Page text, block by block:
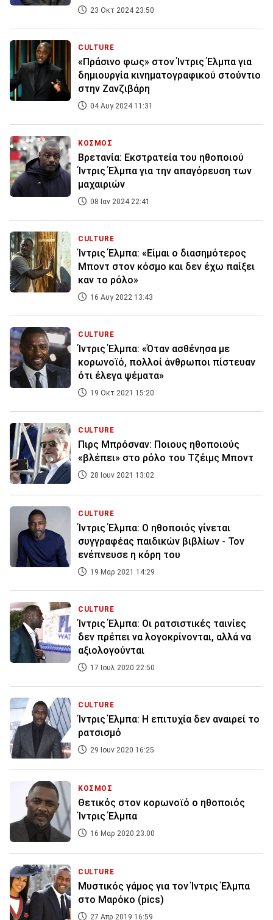
23 Οκτ 2024 23:50
CULTURE
«Πράσινο φως» στον Ίντρις Έλμπα για
δημιουργία κινηματογραφικού στούντιο
στην Ζανζιβάρη
04 Αυγ 2024 11:31
ΚΟΣΜΟΣ
Βρετανία: Εκστρατεία του ηθοποιού
Ίντρις Έλμπα για την απαγόρευση των
μαχαιριών
08 Ιαν 2024 22:41
CULTURE
Ίντρις Έλμπα: «Είμαι ο διασημότερος
Μποντ στον κόσμο και δεν έχω παίξει
καν το ρόλο»
16 Αυγ 2022 13:43
CULTURE
Ίντρις Έλμπα: «Όταν ασθένησα με
κορωνοϊό, πολλοί άνθρωποι πίστευαν
ότι έλεγα ψέματα»
19 Οκτ 2021 15:20
CULTURE
Πιρς Μπρόσναν: Ποιους ηθοποιούς
«βλέπει» στο ρόλο του Τζέιμς Μποντ
28 Ιουν 2021 13:02
CULTURE
Ίντρις Έλμπα: O ηθοποιός γίνεται
συγγραφέας παιδικών βιβλίων - Τον
ενέπνευσε η κόρη του
19 Μαρ 2021 14:29
CULTURE
Ίντρις Έλμπα: Οι ρατσιστικές ταινίες
δεν πρέπει να λογοκρίνονται, αλλά να
αξιολογούνται
17 Ιουλ 2020 22:50
CULTURE
Ίντρις Έλμπα: Η επιτυχία δεν αναιρεί το
ρατσισμό
29 Ιουν 2020 16:25
ΚΟΣΜΟΣ
Θετικός στον κορωνοϊό ο ηθοποιός
Ίντρις Έλμπα
16 Μαρ 2020 23:00
CULTURE
Μυστικός γάμος για τον Ίντρις Έλμπα
στο Μαρόκο (pics)
27 Απρ 2019 16:59